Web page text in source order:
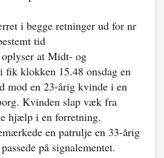
i begge retninger ud for nr
tid
at Midt- og
fik klokken 15.48 onsdag en
mod en 23-årig kvinde i en
Kvinden slap væk fra
hjælp i en forretning.
en patrulje en 33-årig
på signalementet.